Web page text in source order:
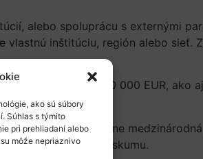
ako sú súbory
Súhlas s týmito
pri prehliadaní alebo
môže nepriaznivo
alebo spoluprácu s externými
inštitúciu, región alebo sieť.
25 000 EUR a 100 000 EUR, ako
digitalizáciu rozhodne
vedeckého výskumu.